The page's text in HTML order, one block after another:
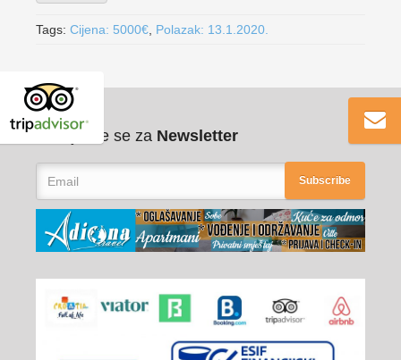
Tags: Cijena: 5000€, Polazak: 13.1.2020.
Pribilježite se za Newsletter
Subscribe